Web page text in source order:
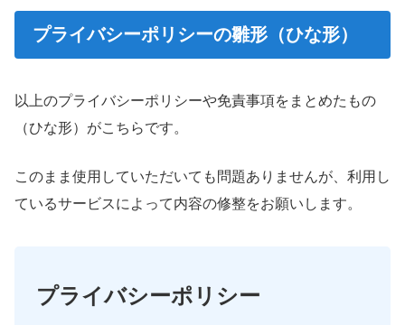
プライバシーポリシーの雛形（ひな形）
以上のプライバシーポリシーや免責事項をまとめたもの
（ひな形）がこちらです。
このまま使用していただいても問題ありませんが、利用し
ているサービスによって内容の修整をお願いします。
プライバシーポリシー